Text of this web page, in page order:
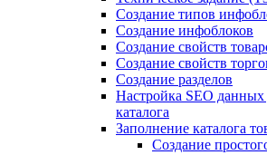
Создание типов
Создание инфоблоков
Создание свойств
Создание свойств
Создание разделов
Настройка SEO данных
каталога
Заполнение каталога
Создание